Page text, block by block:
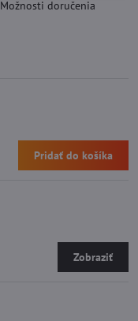
Možnosti doručenia
Pridať do košíka
Zobraziť